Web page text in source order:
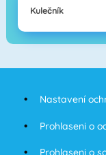
Kulečník
Nastavení
Prohlaseni o
Prohlaseni o